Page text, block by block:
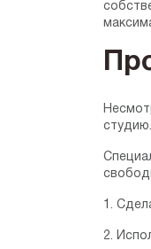
студию.
1.
2.